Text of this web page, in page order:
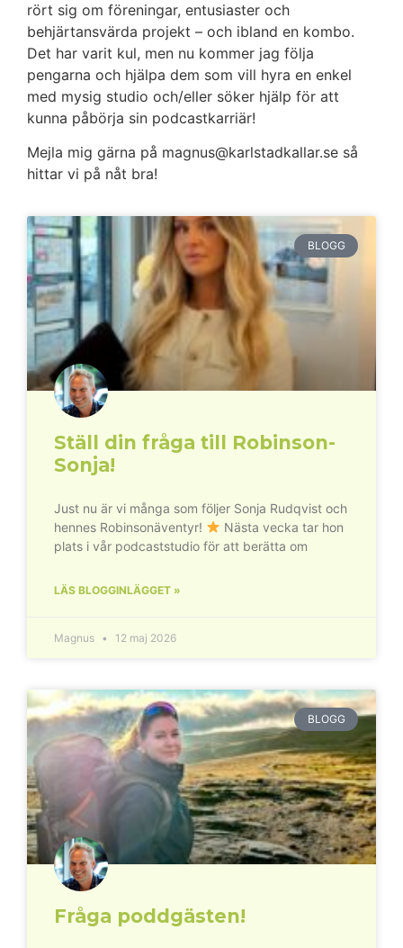
rört sig om föreningar, entusiaster och
behjärtansvärda projekt – och ibland en kombo.
Det har varit kul, men nu kommer jag följa
pengarna och hjälpa dem som vill hyra en enkel
med mysig studio och/eller söker hjälp för att
kunna påbörja sin podcastkarriär!
Mejla mig gärna på magnus@karlstadkallar.se så
hittar vi på nåt bra!
BLOGG
Ställ din fråga till Robinson-
Sonja!
Just nu är vi många som följer Sonja Rudqvist och
hennes Robinsonäventyr!
Nästa vecka tar hon
plats i vår podcaststudio för att berätta om
LÄS BLOGGINLÄGGET »
Magnus 12 maj 2026
BLOGG
Fråga poddgästen!